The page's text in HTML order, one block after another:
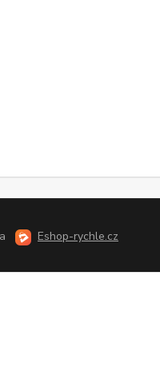
Eshop-rychle.cz